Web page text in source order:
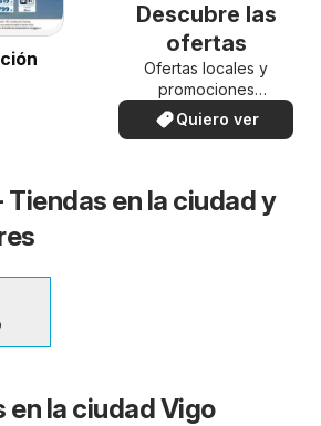
Descubre las
ofertas
Ofertas locales y
promociones
especiales.
Quiero ver
Tiendas en la ciudad y
en la ciudad Vigo